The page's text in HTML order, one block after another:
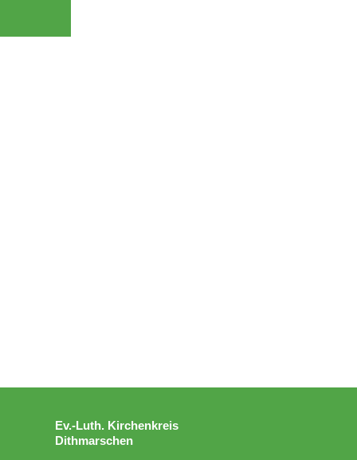
Ev.-Luth. Kirchenkreis
Dithmarschen